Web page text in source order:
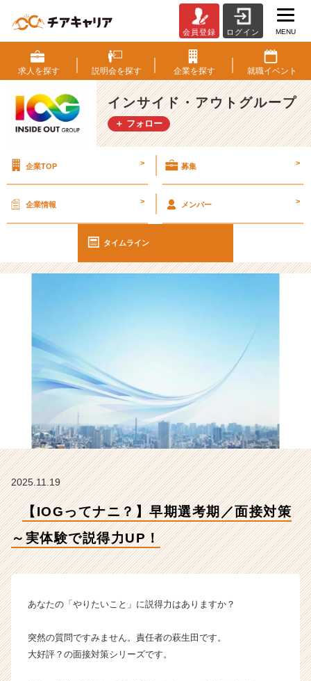
O
G
っ
て
ナ
ニ？】
考
面
接
策
力
U
【イ
ン
ア
ウ
ト
グ
の
イ
ム
会員登録 ログイン MENU
求人を探す 説明会を探す 企業を探す 就職イベント
インサイド・アウトグループ
＋ フォロー
企業TOP > 募集 >
企業情報 > メンバー >
タイムライン
2025.11.19
【IOGってナニ？】早期選考期／面接対策
～実体験で説得力UP！
あなたの「やりたいこと」に説得力はありますか？
突然の質問ですみません。責任者の萩生田です。
大好評？の面接対策シリーズです。